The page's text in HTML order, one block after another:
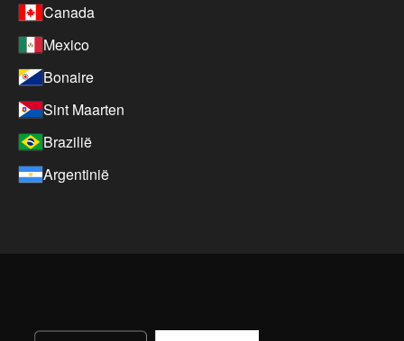
Canada
Mexico
Bonaire
Sint Maarten
Brazilië
Argentinië